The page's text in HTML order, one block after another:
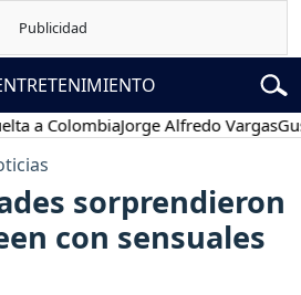
Jorge Alfredo VargasGustavo
sorprendieron
con sensuales